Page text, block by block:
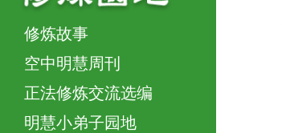
修炼故事
空中明慧周刊
正法修炼交流选编
明慧小弟子园地